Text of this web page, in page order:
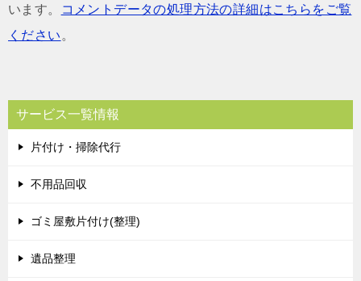
います。
コメントデータの処理方法の詳細はこちらをご覧
ください 。
サービス一覧情報
片付け・掃除代行
不用品回収
ゴミ屋敷片付け(整理)
遺品整理